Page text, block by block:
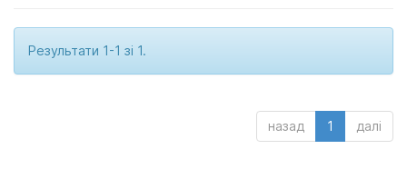
Результати 1-1 зі 1.
назад 1 далі